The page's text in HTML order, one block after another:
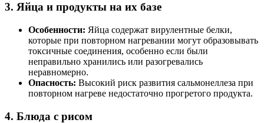
3. Яйца и продукты на их базе
Особенности: Яйца содержат вирулентные белки,
которые при повторном нагревании могут образовывать
токсичные соединения, особенно если были
неправильно хранились или разогревались
неравномерно.
Опасность: Высокий риск развития сальмонеллеза при
повторном нагреве недостаточно прогретого продукта.
4. Блюда с рисом